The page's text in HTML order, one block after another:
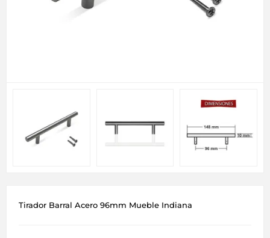
Tirador Barral Acero 96mm Mueble Indiana